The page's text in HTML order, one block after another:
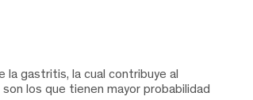
la gastritis, la cual contribuye al
los que tienen mayor probabilidad